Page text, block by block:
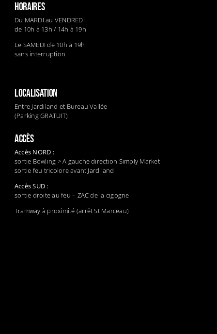
HORAIRES
Du MARDI au VENDREDI
de 10h à 13h / 14h à 19h
Le SAMEDI de 10h à 19h
sans interruption
LOCALISATION
Entre Jardiland et Bureau Vallée
(Parking GRATUIT)
ACCÈS
Accès NORD :
sortie Bowling > A gauche direction Simply Market
sortie feu tricolore avant Jardiland
Accès SUD :
sortie droite au feu – ZAC de la cigogne
Tramway à proximité (arrêt St Marceau)